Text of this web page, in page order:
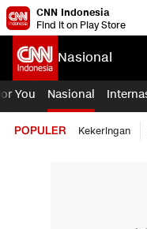
CNN Indonesia
Find it on Play Store
Nasional
You Nasional
POPULER Kekeringan